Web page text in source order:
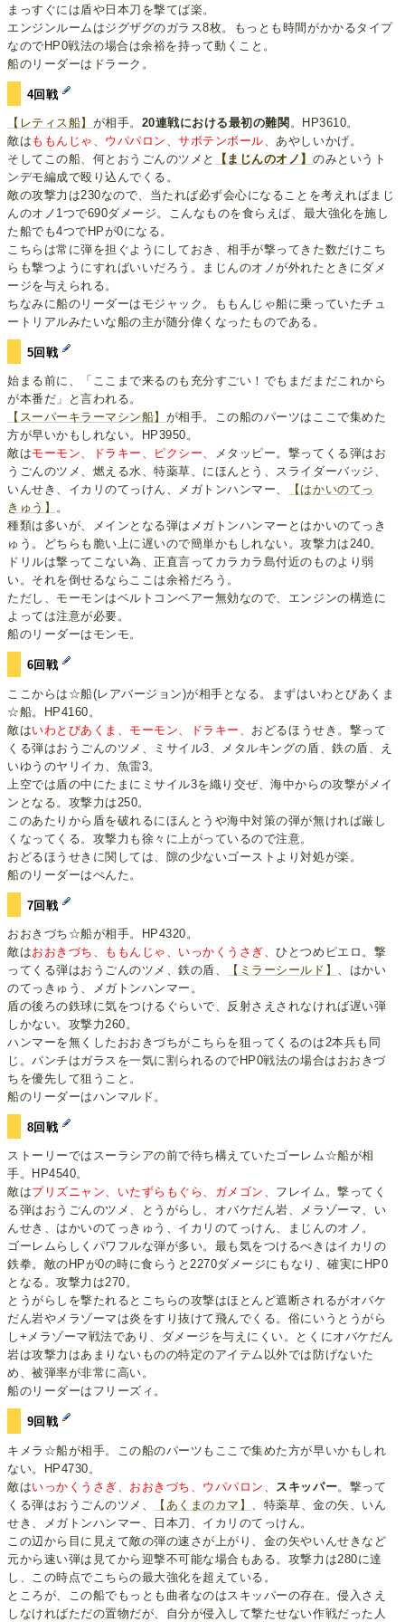
まっすぐには盾や日本刀を撃てば楽。
エンジンルームはジグザグのガラス8枚。もっとも時間がかかるタイプ
なのでHP0戦法の場合は余裕を持って動くこと。
船のリーダーはドラーク。
4回戦
【レティス船】 が相手。 20連戦における最初の難関 。HP3610。
敵は ももんじゃ、ウパパロン、サボテンボール、 あやしいかげ。
そしてこの船、何とおうごんのツメと
【まじんのオノ】のみというト
ンデモ編成で殴り込んでくる。
敵の攻撃力は230なので、当たれば必ず会心になることを考えればまじ
んのオノ1つで690ダメージ。こんなものを食らえば、最大強化を施し
た船でも4つでHPが0になる。
こちらは常に弾を担ぐようにしておき、相手が撃ってきた数だけこち
らも撃つようにすればいいだろう。まじんのオノが外れたときにダメ
ージを与えられる。
ちなみに船のリーダーはモジャック。ももんじゃ船に乗っていたチュ
ートリアルみたいな船の主が随分偉くなったものである。
5回戦
始まる前に、「ここまで来るのも充分すごい！でもまだまだこれから
が本番だ」と言われる。
【スーパーキラーマシン船】 が相手。この船のパーツはここで集めた
方が早いかもしれない。HP3950。
敵はモーモン、ドラキー、ピクシー、
メタッピー。撃ってくる弾はお
うごんのツメ、燃える水、特薬草、にほんとう、スライダーバッジ、
いんせき、イカリのてっけん、メガトンハンマー、
【はかいのてっ
きゅう】 。
種類は多いが、メインとなる弾はメガトンハンマーとはかいのてっき
ゅう。どちらも脆い上に遅いので簡単かもしれない。攻撃力は240。
ドリルは撃ってこない為、正直言ってカラカラ島付近のものより弱
い。それを倒せるならここは余裕だろう。
ただし、モーモンはベルトコンベアー無効なので、エンジンの構造に
よっては注意が必要。
船のリーダーはモンモ。
6回戦
ここからは☆船(レアバージョン)が相手となる。まずはいわとびあくま
☆船。HP4160。
敵はいわとびあくま、モーモン、ドラキー、 おどるほうせき。撃って
くる弾はおうごんのツメ、ミサイル3、メタルキングの盾、鉄の盾、え
いゆうのヤリイカ、魚雷3。
上空では盾の中にたまにミサイル3を織り交ぜ、海中からの攻撃がメイ
ンとなる。攻撃力は250。
このあたりから盾を破れるにほんとうや海中対策の弾が無ければ厳し
くなってくる。攻撃力も徐々に上がっているので注意。
おどるほうせきに関しては、隙の少ないゴーストより対処が楽。
船のリーダーはぺんた。
7回戦
おおきづち☆船が相手。HP4320。
敵はおおきづち、ももんじゃ、いっかくうさぎ、ひとつめピエロ。撃
ってくる弾はおうごんのツメ、鉄の盾、
【ミラーシールド】
、はかい
のてっきゅう、メガトンハンマー。
盾の後ろの鉄球に気をつけるぐらいで、反射さえされなければ遅い弾
しかない。攻撃力260。
ハンマーを無くしたおおきづちがこちらを狙ってくるのは2本兵も同
じ。パンチはガラスを一気に割られるのでHP0戦法の場合はおおきづ
ちを優先して狙うこと。
船のリーダーはハンマルド。
8回戦
ストーリーではスーラシアの前で待ち構えていたゴーレム☆船が相
手。HP4540。
敵はプリズニャン、いたずらもぐら、ガメゴン、 フレイム。撃ってく
る弾はおうごんのツメ、とうがらし、オバケだん岩、メラゾーマ、い
んせき、はかいのてっきゅう、イカリのてっけん、まじんのオノ。
ゴーレムらしくパワフルな弾が多い。最も気をつけるべきはイカリの
鉄拳。敵のHPが0の時に食らうと2270ダメージにもなり、確実にHP0
となる。攻撃力は270。
とうがらしを撃たれるとこちらの攻撃はほとんど遮断されるがオバケ
だん岩やメラゾーマは炎をすり抜けて飛んでくる。俗にいうとうがら
し+メラゾーマ戦法であり、ダメージを与えにくい。とくにオバケだん
岩は攻撃力はあまりないものの特定のアイテム以外では防げないた
め、被弾率が非常に高い。
船のリーダーはフリーズィ。
9回戦
キメラ☆船が相手。この船のパーツもここで集めた方が早いかもしれ
ない。HP4730。
敵はいっかくうさぎ、おおきづち、ウパパロン、 スキッパー。撃って
くる弾はおうごんのツメ、
【あくまのカマ】
、特薬草、金の矢、いん
せき、メガトンハンマー、日本刀、イカリのてっけん。
この辺から目に見えて敵の弾の速さが上がり、金の矢やいんせきなど
元から速い弾は見てから迎撃不可能な場合もある。攻撃力は280に達
し、この時点でこちらの最大強化を超えている。
ところが、この船でもっとも曲者なのはスキッパーの存在。侵入さえ
しなければただの置物だが、自分が侵入して撃たせない作戦だった人